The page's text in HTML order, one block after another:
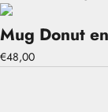
Mug Donut
€48,00